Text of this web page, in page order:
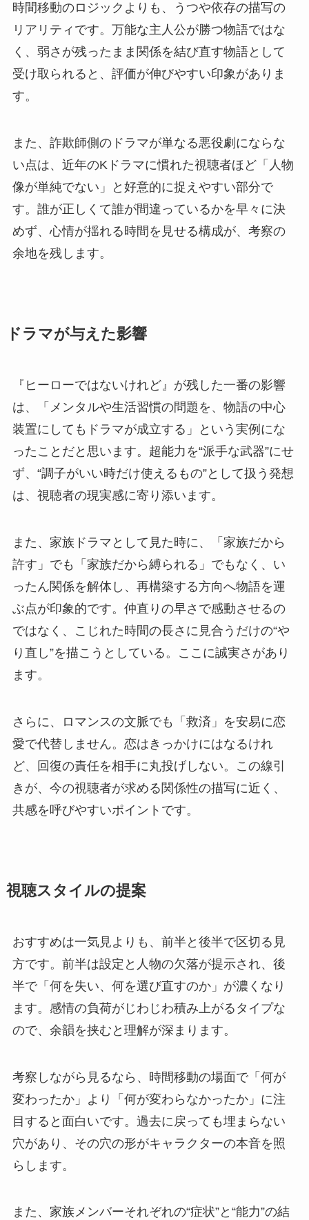
時間移動のロジックよりも、うつや依存の描写の
リアリティです。万能な主人公が勝つ物語ではな
く、弱さが残ったまま関係を結び直す物語として
受け取られると、評価が伸びやすい印象がありま
す。
また、詐欺師側のドラマが単なる悪役劇にならな
い点は、近年のKドラマに慣れた視聴者ほど「人物
像が単純でない」と好意的に捉えやすい部分で
す。誰が正しくて誰が間違っているかを早々に決
めず、心情が揺れる時間を見せる構成が、考察の
余地を残します。
ドラマが与えた影響
『ヒーローではないけれど』が残した一番の影響
は、「メンタルや生活習慣の問題を、物語の中心
装置にしてもドラマが成立する」という実例にな
ったことだと思います。超能力を“派手な武器”にせ
ず、“調子がいい時だけ使えるもの”として扱う発想
は、視聴者の現実感に寄り添います。
また、家族ドラマとして見た時に、「家族だから
許す」でも「家族だから縛られる」でもなく、い
ったん関係を解体し、再構築する方向へ物語を運
ぶ点が印象的です。仲直りの早さで感動させるの
ではなく、こじれた時間の長さに見合うだけの“や
り直し”を描こうとしている。ここに誠実さがあり
ます。
さらに、ロマンスの文脈でも「救済」を安易に恋
愛で代替しません。恋はきっかけにはなるけれ
ど、回復の責任を相手に丸投げしない。この線引
きが、今の視聴者が求める関係性の描写に近く、
共感を呼びやすいポイントです。
視聴スタイルの提案
おすすめは一気見よりも、前半と後半で区切る見
方です。前半は設定と人物の欠落が提示され、後
半で「何を失い、何を選び直すのか」が濃くなり
ます。感情の負荷がじわじわ積み上がるタイプな
ので、余韻を挟むと理解が深まります。
考察しながら見るなら、時間移動の場面で「何が
変わったか」より「何が変わらなかったか」に注
目すると面白いです。過去に戻っても埋まらない
穴があり、その穴の形がキャラクターの本音を照
らします。
また、家族メンバーそれぞれの“症状”と“能力”の結